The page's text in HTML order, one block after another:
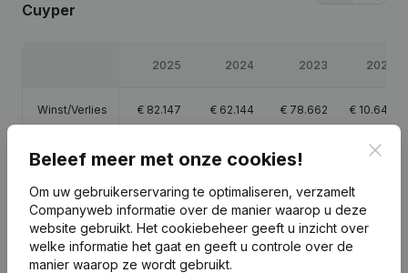
Cuyper
2025 2024 2023 2022
Winst/Verlies € 82.147 € 62.144 € 78.662 € 10.648
Eigen
vermogen
€5.000 €156.453 €94.310
Brutomarge €107.534 €83.815 €105.309 €16.720
Beleef meer met onze cookies!
Om uw gebruikerservaring te optimaliseren, verzamelt
Companyweb informatie over de manier waarop u deze
website gebruikt. Het cookiebeheer geeft u inzicht over
welke informatie het gaat en geeft u controle over de
manier waarop ze wordt gebruikt.